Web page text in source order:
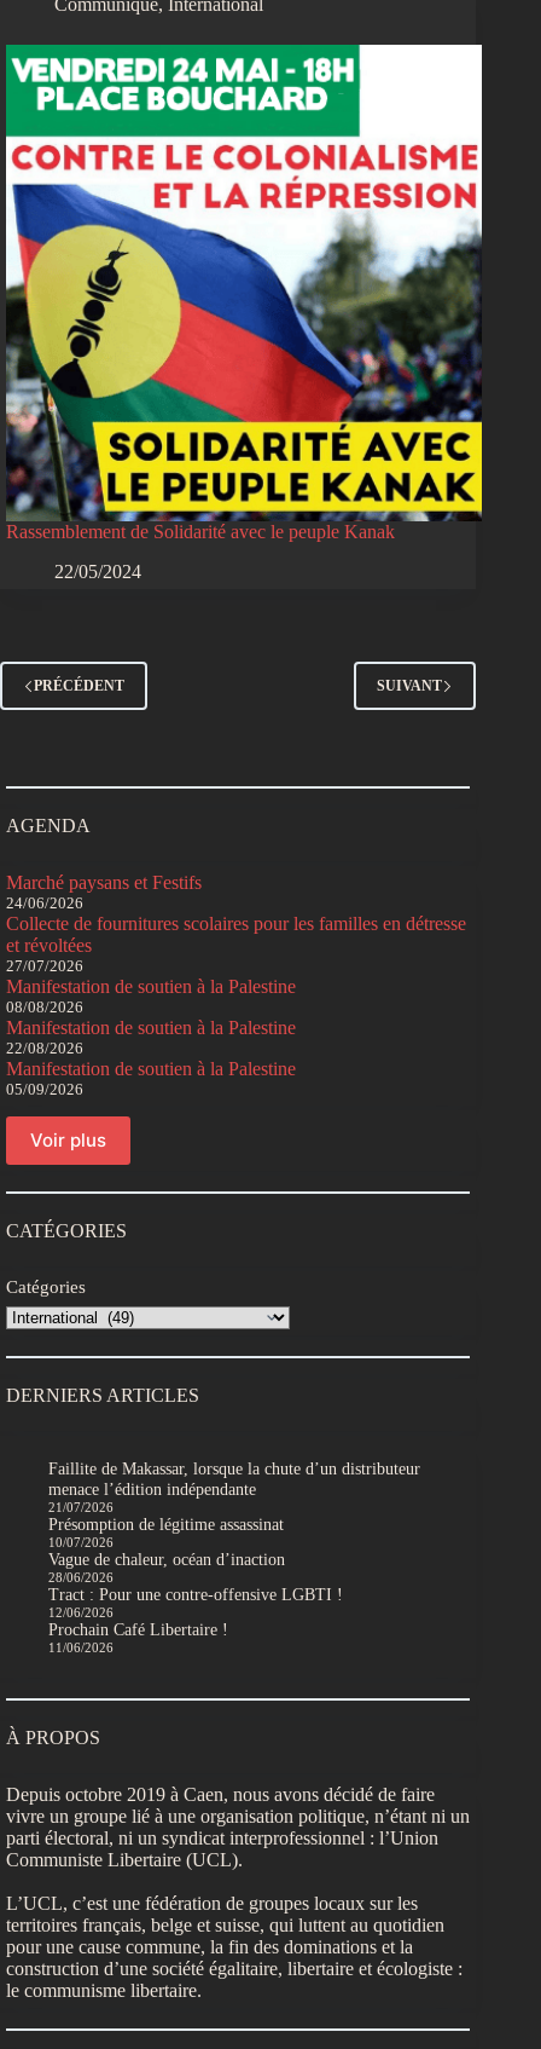
Communiqué, International
Rassemblement de Solidarité avec le peuple Kanak
22/05/2024
PRÉCÉDENT SUIVANT
AGENDA
Manifestation de soutien à la Palestine
05/09/2026
Manifestation de soutien à la Palestine
22/08/2026
Manifestation de soutien à la Palestine
08/08/2026
Collecte de fournitures scolaires pour les familles en détresse
et révoltées
27/07/2026
Marché paysans et Festifs
24/06/2026
Voir plus
CATÉGORIES
Catégories
DERNIERS ARTICLES
Faillite de Makassar, lorsque la chute d’un distributeur
menace l’édition indépendante
21/07/2026
Présomption de légitime assassinat
10/07/2026
Vague de chaleur, océan d’inaction
28/06/2026
Tract : Pour une contre-offensive LGBTI !
12/06/2026
Prochain Café Libertaire !
11/06/2026
À PROPOS
Depuis octobre 2019 à Caen, nous avons décidé de faire
vivre un groupe lié à une organisation politique, n’étant ni un
parti électoral, ni un syndicat interprofessionnel : l’Union
Communiste Libertaire (UCL).
L’UCL, c’est une fédération de groupes locaux sur les
territoires français, belge et suisse, qui luttent au quotidien
pour une cause commune, la fin des dominations et la
construction d’une société égalitaire, libertaire et écologiste :
le communisme libertaire.